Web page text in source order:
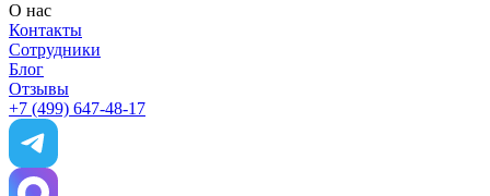
О нас
Контакты
Сотрудники
Блог
Отзывы
+7 (499) 647-48-17